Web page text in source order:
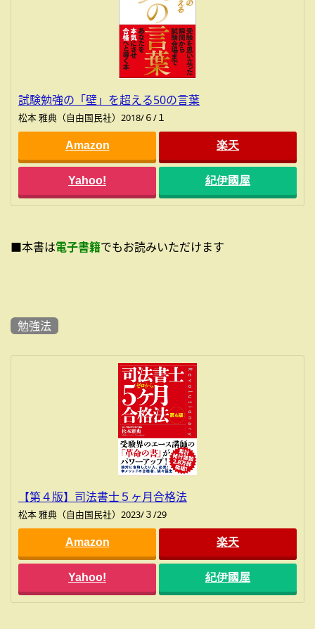
試験勉強の「壁」を超える50の言葉
松本 雅典（自由国民社）2018/６/１
Amazon 楽天
Yahoo! 紀伊國屋
■本書は電子書籍でもお読みいただけます
勉強法
【第４版】司法書士５ヶ月合格法
松本 雅典（自由国民社）2023/３/29
Amazon 楽天
Yahoo! 紀伊國屋